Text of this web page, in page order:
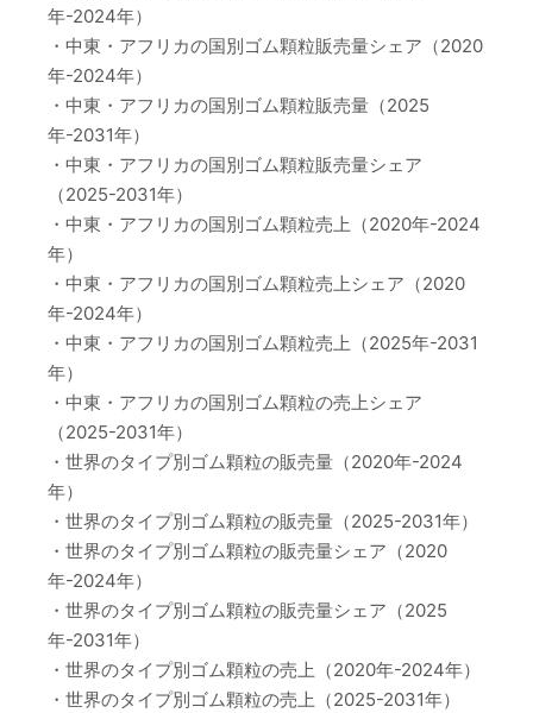
年-2024年）
・中東・アフリカの国別ゴム顆粒販売量シェア（2020
年-2024年）
・中東・アフリカの国別ゴム顆粒販売量（2025
年-2031年）
・中東・アフリカの国別ゴム顆粒販売量シェア
（2025-2031年）
・中東・アフリカの国別ゴム顆粒売上（2020年-2024
年）
・中東・アフリカの国別ゴム顆粒売上シェア（2020
年-2024年）
・中東・アフリカの国別ゴム顆粒売上（2025年-2031
年）
・中東・アフリカの国別ゴム顆粒の売上シェア
（2025-2031年）
・世界のタイプ別ゴム顆粒の販売量（2020年-2024
年）
・世界のタイプ別ゴム顆粒の販売量（2025-2031年）
・世界のタイプ別ゴム顆粒の販売量シェア（2020
年-2024年）
・世界のタイプ別ゴム顆粒の販売量シェア（2025
年-2031年）
・世界のタイプ別ゴム顆粒の売上（2020年-2024年）
・世界のタイプ別ゴム顆粒の売上（2025-2031年）